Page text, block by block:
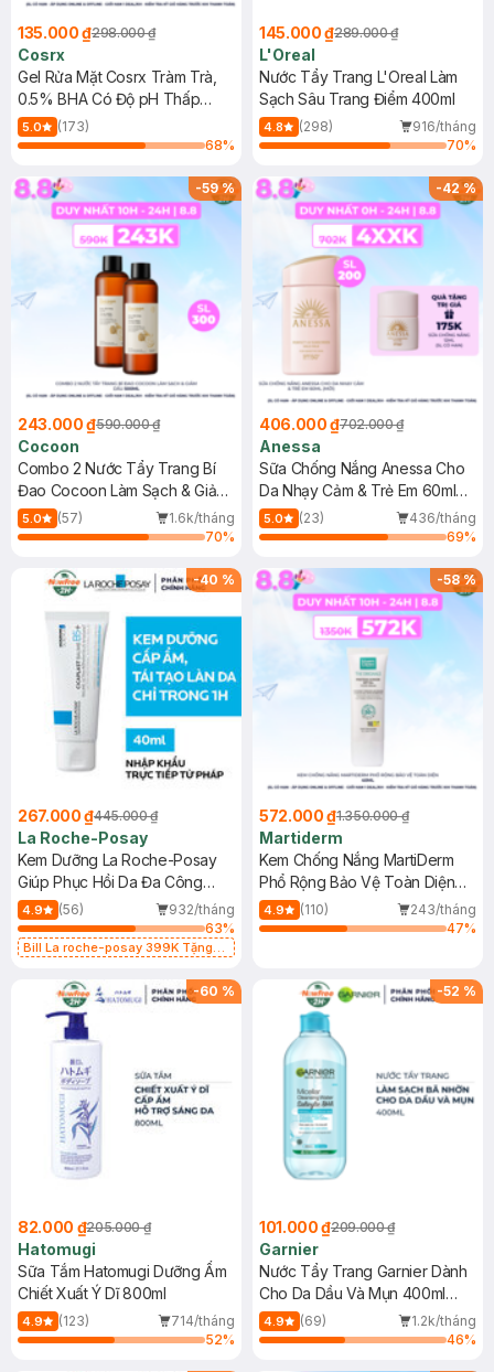
135.000 ₫298.000 ₫
Cosrx
Gel Rửa Mặt Cosrx Tràm Trà,
0.5% BHA Có Độ pH Thấp
150ml
5.0
(173)
68%
145.000 ₫289.000 ₫
L'Oreal
Nước Tẩy Trang L'Oreal Làm
Sạch Sâu Trang Điểm 400ml
4.8 (298)
916/tháng
70%
-59%
243.000 ₫590.000 ₫
Cocoon
Combo 2 Nước Tẩy Trang Bí
Đao Cocoon Làm Sạch & Giảm
Dầu 500ml
5.0 (57)
1.6k/tháng
70%
-42%
406.000 ₫702.000 ₫
Anessa
Sữa Chống Nắng Anessa Cho
Da Nhạy Cảm & Trẻ Em 60ml
(Mới)
5.0 (23)
436/tháng
69%
-40 %
267.000 ₫445.000 ₫
La Roche-Posay
Kem Dưỡng La Roche-Posay
Giúp Phục Hồi Da Đa Công
Dụng 40ml
4.9 (56)
932/tháng
63%
Bill La roche-posay 399K Tặng
(SL có hạn)
-58%
572.000 ₫1.350.000 ₫
Martiderm
Kem Chống Nắng MartiDerm
Phổ Rộng Bảo Vệ Toàn Diện
40ml
4.9 (110)
243/tháng
47%
-60 %
82.000 ₫205.000 ₫
Hatomugi
Sữa Tắm Hatomugi Dưỡng Ẩm
Chiết Xuất Ý Dĩ 800ml
4.9 (123)
714/tháng
52%
-52 %
101.000 ₫209.000 ₫
Garnier
Nước Tẩy Trang Garnier Dành
Cho Da Dầu Và Mụn 400ml
(Mới)
4.9 (69)
1.2k/tháng
46%